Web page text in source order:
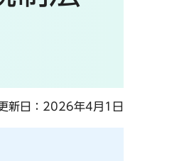
新日：2026年4月1日